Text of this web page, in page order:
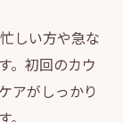
しい方や急な
。初回のカウ
アがしっかり